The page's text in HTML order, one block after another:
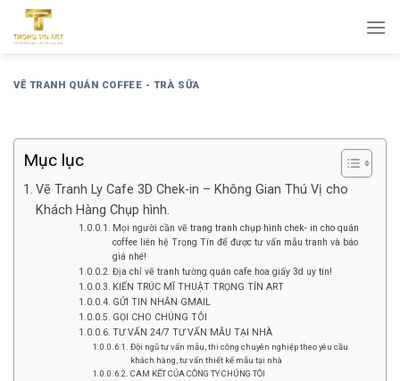
qua
dungVẼ TRANH QUÁN COFFEE - TRÀ SỮA
Mục lục
Vẽ Tranh Ly Cafe 3D Chek-in – Không Gian Thú Vị cho
Khách Hàng Chụp hình.
Mọi người cần vẽ trang tranh chụp hình chek- in cho quán
coffee liên hệ Trọng Tín để được tư vấn mẫu tranh và báo
giá nhé!
Địa chỉ vẽ tranh tường quán cafe hoa giấy 3d uy tín!
KIẾN TRÚC MĨ THUẬT TRỌNG TÍN ART
GỬI TIN NHẮN GMAIL
GỌI CHO CHÚNG TÔI
TƯ VẤN 24/7 TƯ VẤN MẪU TẠI NHÀ
Đội ngũ tư vấn mẫu, thi công chuyên nghiệp theo yêu cầu
khách hàng, tư vấn thiết kế mẫu tại nhà
CAM KẾT CỦA CÔNG TY CHÚNG TÔI